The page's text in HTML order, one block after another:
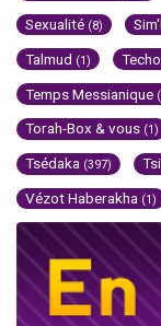
Sexualité (8)
Talmud (1)
Temps Messianique
Torah-Box & vous (1)
Tsédaka (397)
Vézot Haberakha (1)